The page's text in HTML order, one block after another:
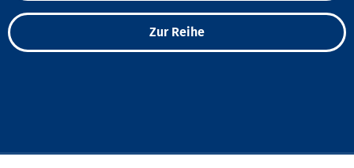
Zur Reihe